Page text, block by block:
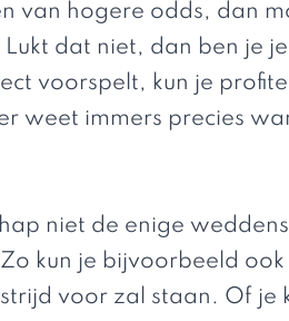
van hogere odds, dan
dat niet, dan ben je
voorspelt, kun je
weet immers precies
niet de enige
kun je bijvoorbeeld
voor zal staan. Of je